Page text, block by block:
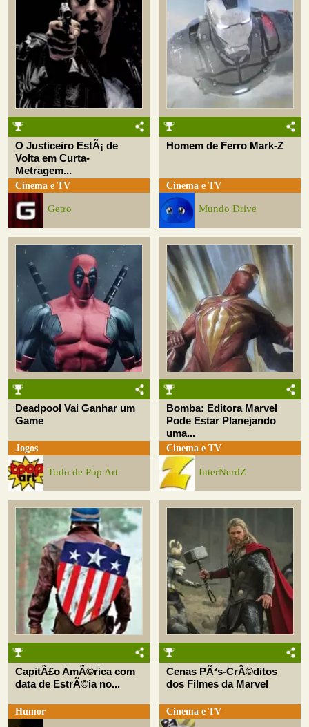
O Justiceiro EstÃ¡ de
Volta em Curta-
Metragem...
Cinema e TV
Getro
Homem de Ferro Mark-Z
Cinema e TV
Mundo Drive
Deadpool Vai Ganhar um
Game
Jogos
Tudo de Pop Art
Bomba: Editora Marvel
Pode Estar Planejando
uma...
Cinema e TV
InterNerdZ
CapitÃ£o AmÃ©rica com
data de EstrÃ©ia no...
Humor
Cenas PÃ³s-CrÃ©ditos
dos Filmes da Marvel
Cinema e TV